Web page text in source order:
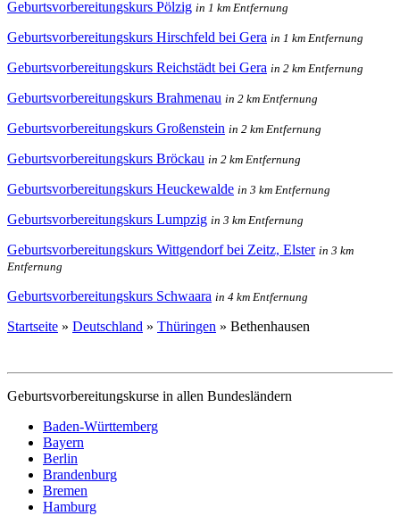
Geburtsvorbereitungskurs Pölzig in 1 km Entfernung
Geburtsvorbereitungskurs Hirschfeld bei Gera in 1 km Entfernung
Geburtsvorbereitungskurs Reichstädt bei Gera in 2 km Entfernung
Geburtsvorbereitungskurs Brahmenau in 2 km Entfernung
Geburtsvorbereitungskurs Großenstein in 2 km Entfernung
Geburtsvorbereitungskurs Bröckau in 2 km Entfernung
Geburtsvorbereitungskurs Heuckewalde in 3 km Entfernung
Geburtsvorbereitungskurs Lumpzig in 3 km Entfernung
Geburtsvorbereitungskurs Wittgendorf bei Zeitz, Elster in 3 km
Entfernung
Geburtsvorbereitungskurs Schwaara in 4 km Entfernung
Startseite » Deutschland » Thüringen » Bethenhausen
Geburtsvorbereitungskurse in allen Bundesländern
Baden-Württemberg
Bayern
Berlin
Brandenburg
Bremen
Hamburg